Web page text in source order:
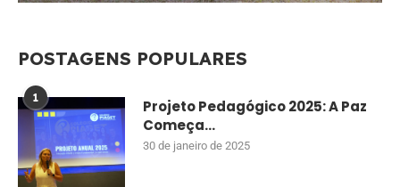
POSTAGENS POPULARES
1
Projeto Pedagógico 2025: A Paz
Começa...
30 de janeiro de 2025